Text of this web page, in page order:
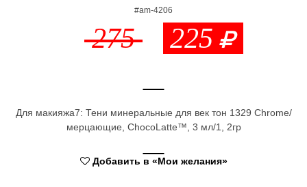
#am-4206
275 225
Для макияжа7: Тени минеральные для век тон 1329 Chrome/
мерцающие, ChocoLatte™, 3 мл/1, 2гр
Добавить в «Мои желания»